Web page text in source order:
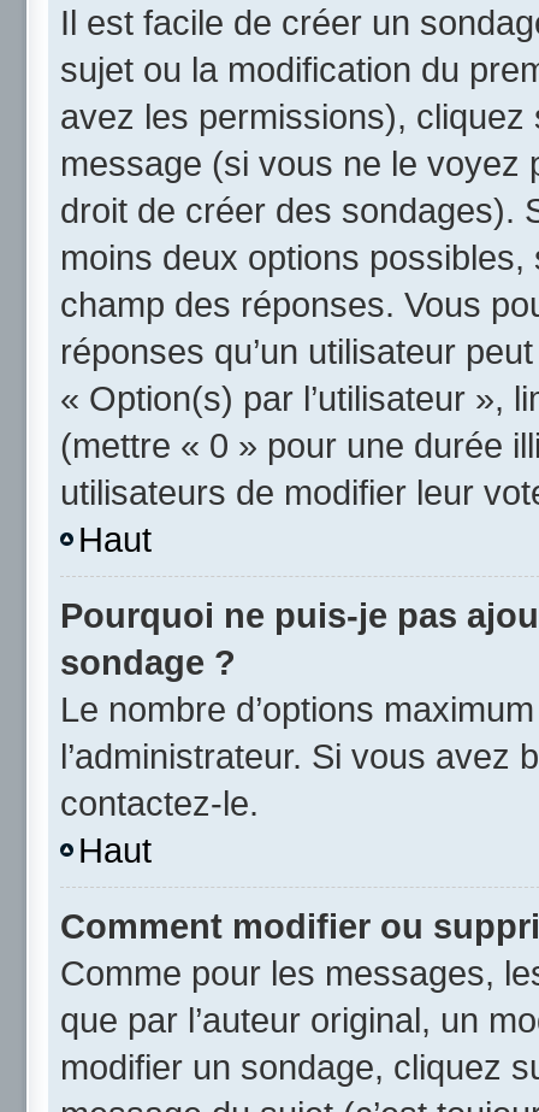
Il est facile de créer un
sujet ou la modification du
avez les permissions), cliquez
message (si vous ne le voyez
droit de créer des sondages).
moins deux options
champ des réponses. Vous
réponses qu’un utilisateur
« Option(s) par l’utilisateur »,
(mettre « 0 » pour une durée
utilisateurs de modifier leur
Haut
Pourquoi ne puis-je pas
sondage ?
Le nombre d’options
l’administrateur. Si vous avez
contactez-le.
Haut
Comment modifier ou
Comme pour les messages,
que par l’auteur original, un
modifier un sondage, cliquez